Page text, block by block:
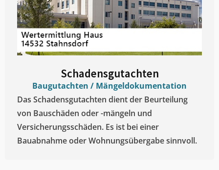
Schadensgutachten
Baugutachten / Mängeldokumentation
Das Schadensgutachten dient der Beurteilung
von Bauschäden oder -mängeln und
Versicherungsschäden. Es ist bei einer
Bauabnahme oder Wohnungsübergabe sinnvoll.